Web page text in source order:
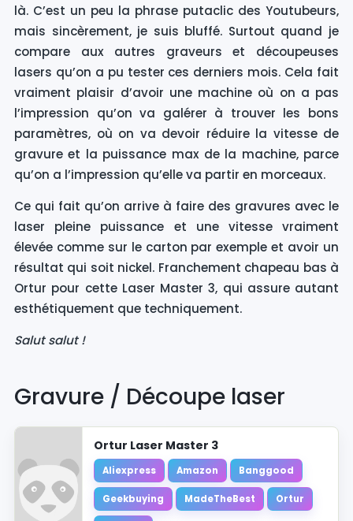
là. C’est un peu la phrase putaclic des Youtubeurs,
mais sincèrement, je suis bluffé. Surtout quand je
compare aux autres graveurs et découpeuses
lasers qu’on a pu tester ces derniers mois. Cela fait
vraiment plaisir d’avoir une machine où on a pas
l’impression qu’on va galérer à trouver les bons
paramètres, où on va devoir réduire la vitesse de
gravure et la puissance max de la machine, parce
qu’on a l’impression qu’elle va partir en morceaux.
Ce qui fait qu’on arrive à faire des gravures avec le
laser pleine puissance et une vitesse vraiment
élevée comme sur le carton par exemple et avoir un
résultat qui soit nickel. Franchement chapeau bas à
Ortur pour cette Laser Master 3, qui assure autant
esthétiquement que techniquement.
Salut salut !
Gravure / Découpe laser
Ortur Laser Master 3
Aliexpress Amazon Banggood
Geekbuying MadeTheBest Ortur